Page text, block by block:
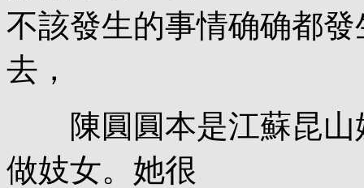
不該發生的事情确确都
去，
陳圓圓本是江蘇昆山
做妓女。她很